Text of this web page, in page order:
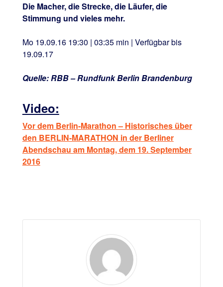
Die Macher, die Strecke, die Läufer, die
Stimmung und vieles mehr.
Mo 19.09.16 19:30 | 03:35 min | Verfügbar bis
19.09.17
Quelle: RBB – Rundfunk Berlin Brandenburg
Video:
Vor dem Berlin-Marathon – Historisches über
den BERLIN-MARATHON in der Berliner
Abendschau am Montag, dem 19. September
2016